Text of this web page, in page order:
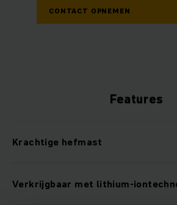
CONTACT OPNEMEN
Features
Krachtige hefmast
Verkrijgbaar met lithium-